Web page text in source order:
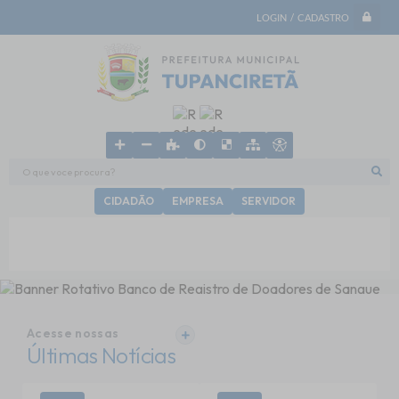
LOGIN / CADASTRO
O que voce procura?
CIDADÃO EMPRESA SERVIDOR
Últimas Notícias
Acesse nossas